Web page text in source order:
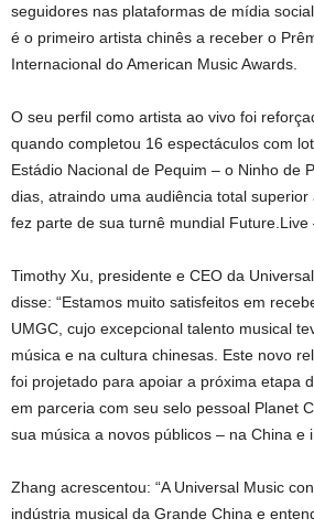
seguidores nas plataformas de mídia
é o primeiro artista chinês a receber o
Internacional do American Music Awards.
O seu perfil como artista ao vivo foi
quando completou 16 espectáculos com
Estádio Nacional de Pequim – o Ninho de
dias, atraindo uma audiência total superior
fez parte de sua turnê mundial Future.Live
Timothy Xu, presidente e CEO da
disse: “Estamos muito satisfeitos em
UMGC, cujo excepcional talento musical
música e na cultura chinesas. Este novo
foi projetado para apoiar a próxima etapa
em parceria com seu selo pessoal Planet
sua música a novos públicos – na China e
Zhang acrescentou: “A Universal Music
indústria musical da Grande China e